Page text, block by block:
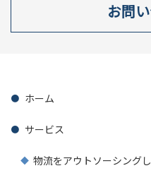
お問
ホーム
サービス
物流をアウトソーシング